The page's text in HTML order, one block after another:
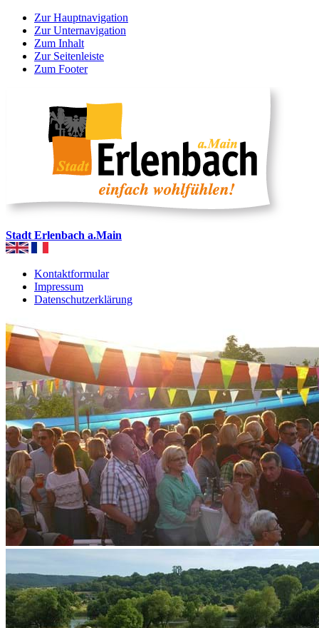
Zur Hauptnavigation
Zur Unternavigation
Zum Inhalt
Zur Seitenleiste
Zum Footer
Stadt Erlenbach a.Main
Kontaktformular
Impressum
Datenschutzerklärung